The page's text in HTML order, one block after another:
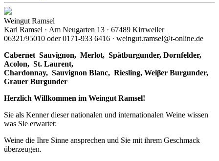
Weingut Ramsel
Karl Ramsel · Am Neugarten 13 · 67489 Kirrweiler
06321/95010 oder 0171-933 6416 · weingut.ramsel@t-online.de
Cabernet Sauvignon, Merlot, Spätburgunder, Dornfelder,
Acolon, St. Laurent,
Chardonnay, Sauvignon Blanc, Riesling, Weiβer Burgunder,
Grauer Burgunder
Herzlich Willkommen im Weingut Ramsel!
Sie als Kenner dieser nationalen und internationalen Weine wissen
was Sie erwartet:
Weine die Ihre Sinne ansprechen und Sie mit ihrem Geschmack
überzeugen.